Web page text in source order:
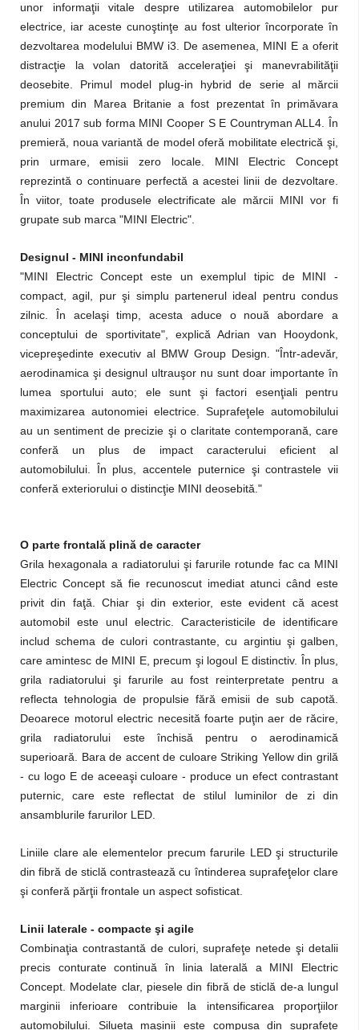
unor informaţii vitale despre utilizarea automobilelor pur
electrice, iar aceste cunoştinţe au fost ulterior încorporate în
dezvoltarea modelului BMW i3. De asemenea, MINI E a oferit
distracţie la volan datorită acceleraţiei şi manevrabilităţii
deosebite. Primul model plug-in hybrid de serie al mărcii
premium din Marea Britanie a fost prezentat în primăvara
anului 2017 sub forma MINI Cooper S E Countryman ALL4. În
premieră, noua variantă de model oferă mobilitate electrică şi,
prin urmare, emisii zero locale. MINI Electric Concept
reprezintă o continuare perfectă a acestei linii de dezvoltare.
În viitor, toate produsele electrificate ale mărcii MINI vor fi
grupate sub marca "MINI Electric".
Designul - MINI inconfundabil
"MINI Electric Concept este un exemplul tipic de MINI -
compact, agil, pur şi simplu partenerul ideal pentru condus
zilnic. În acelaşi timp, acesta aduce o nouă abordare a
conceptului de sportivitate", explică Adrian van Hooydonk,
vicepreşedinte executiv al BMW Group Design. "Într-adevăr,
aerodinamica şi designul ultrauşor nu sunt doar importante în
lumea sportului auto; ele sunt şi factori esenţiali pentru
maximizarea autonomiei electrice. Suprafeţele automobilului
au un sentiment de precizie şi o claritate contemporană, care
conferă un plus de impact caracterului eficient al
automobilului. În plus, accentele puternice şi contrastele vii
conferă exteriorului o distincţie MINI deosebită."
O parte frontală plină de caracter
Grila hexagonala a radiatorului şi farurile rotunde fac ca MINI
Electric Concept să fie recunoscut imediat atunci când este
privit din faţă. Chiar şi din exterior, este evident că acest
automobil este unul electric. Caracteristicile de identificare
includ schema de culori contrastante, cu argintiu şi galben,
care amintesc de MINI E, precum şi logoul E distinctiv. În plus,
grila radiatorului şi farurile au fost reinterpretate pentru a
reflecta tehnologia de propulsie fără emisii de sub capotă.
Deoarece motorul electric necesită foarte puţin aer de răcire,
grila radiatorului este închisă pentru o aerodinamică
superioară. Bara de accent de culoare Striking Yellow din grilă
- cu logo E de aceeaşi culoare - produce un efect contrastant
puternic, care este reflectat de stilul luminilor de zi din
ansamblurile farurilor LED.
Liniile clare ale elementelor precum farurile LED şi structurile
din fibră de sticlă contrastează cu întinderea suprafeţelor clare
şi conferă părţii frontale un aspect sofisticat.
Linii laterale - compacte şi agile
Combinaţia contrastantă de culori, suprafeţe netede şi detalii
precis conturate continuă în linia laterală a MINI Electric
Concept. Modelate clar, piesele din fibră de sticlă de-a lungul
marginii inferioare contribuie la intensificarea proporţiilor
automobilului. Silueta maşinii este compusa din suprafeţe